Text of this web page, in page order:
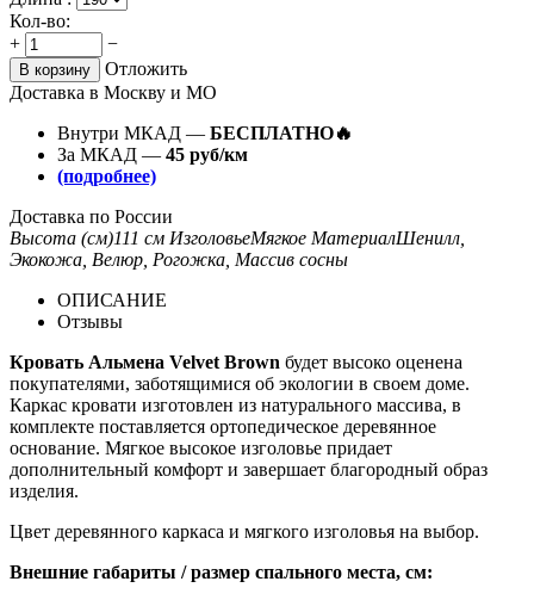
Кол-во:
+
−
В корзину
Отложить
Доставка в Москву и МО
Внутри МКАД — БЕСПЛАТНО🔥
За МКАД — 45 руб/км
(подробнее)
Доставка по России
Высота (см)111 см ИзголовьеМягкое МатериалШенилл,
Экокожа, Велюр, Рогожка, Массив сосны
ОПИСАНИЕ
Отзывы
Кровать Альмена Velvet Brown будет высоко оценена
покупателями, заботящимися об экологии в своем доме.
Каркас кровати изготовлен из натурального массива, в
комплекте поставляется ортопедическое деревянное
основание. Мягкое высокое изголовье придает
дополнительный комфорт и завершает благородный образ
изделия.
Цвет деревянного каркаса и мягкого изголовья на выбор.
Внешние габариты / размер спального места, см: